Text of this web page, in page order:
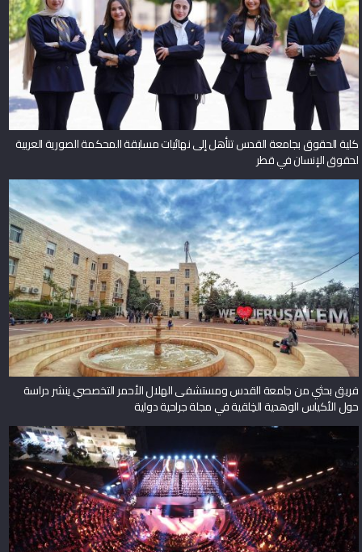
كلية الحقوق بجامعة القدس تتأهل إلى نهائيات مسابقة المحكمة الصورية العربية
لحقوق الإنسان في قطر
فريق بحثي من جامعة القدس ومستشفى الهلال الأحمر التخصصي ينشر دراسة
حول الأكياس الوهدية الخِلقية في مجلة جراحية دولية